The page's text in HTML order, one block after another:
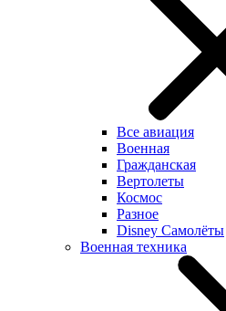
Все авиация
Военная
Гражданская
Вертолеты
Космос
Разное
Disney Самолёты
Военная техника